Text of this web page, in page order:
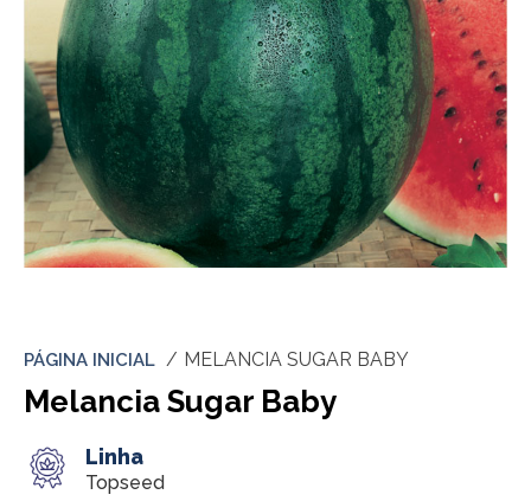
PÁGINA INICIAL MELANCIA SUGAR BABY
Melancia Sugar Baby
Linha
Topseed